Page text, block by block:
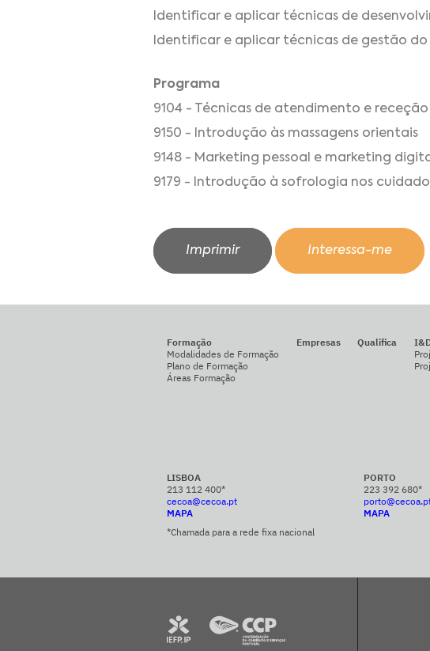
Identificar e aplicar técnicas de
Identificar e aplicar técnicas de gestão do
Programa
9104 - Técnicas de atendimento e
9150 - Introdução às massagens orientais
9148 - Marketing pessoal e marketing
9179 - Introdução à sofrologia nos
Imprimir Interessa-me
Formação
Modalidades de Formação
Plano de Formação
Áreas Formação
Empresas Qualifica
LISBOA
213 112 400*
cecoa@cecoa.pt
MAPA
PORTO
223 392 680*
MAPA
*Chamada para a rede fixa nacional